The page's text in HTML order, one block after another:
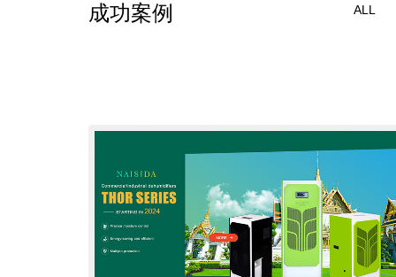
成功案例 ALL